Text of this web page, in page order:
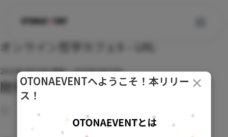
コ
テ
ン
ツ
オンライン哲学カフェ9 – URL
2025年3月19日更新：2025年3月19日
開催場所 ×
OTONAEVENTへようこそ！本リリー
ス！